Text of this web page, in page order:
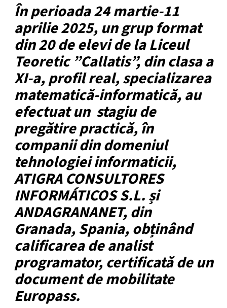
În perioada 24 martie-11
aprilie 2025, un grup format
din 20 de elevi de la Liceul
Teoretic ”Callatis”, din clasa a
XI-a, profil real, specializarea
matematică-informatică, au
efectuat un stagiu de
pregătire practică, în
companii din domeniul
tehnologiei informaticii,
ATIGRA CONSULTORES
INFORMÁTICOS S.L. și
ANDAGRANANET, din
Granada, Spania, obținând
calificarea de analist
programator, certificată de un
document de mobilitate
Europass.